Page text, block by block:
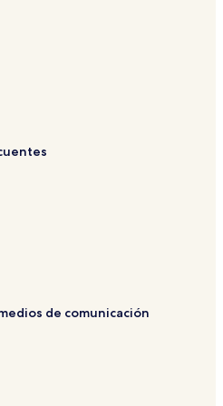
metro de Ari BTS
las Embajadas
Life Bangkok Ocean World
metro de Ratchaprarop
Suiza
Mall
de comunicación